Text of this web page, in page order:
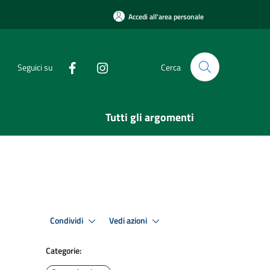
Accedi all'area personale
Seguici su Cerca
Tutti gli argomenti
Condividi Vedi azioni
Categorie: